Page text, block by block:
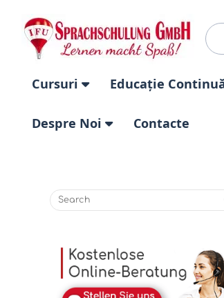
Cursuri Educație
Despre Noi Contacte